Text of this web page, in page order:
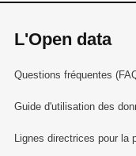
L'Open data
Questions fréquentes
Guide d'utilisation des
Lignes directrices pour la